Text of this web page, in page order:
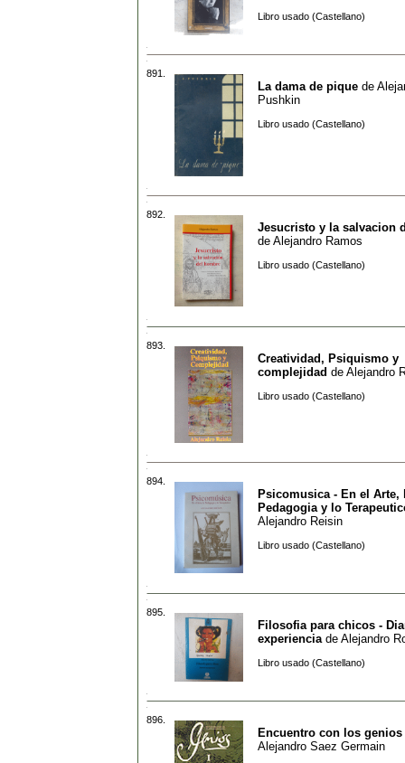
Libro usado (Castellano)
891.
La dama de pique de
Pushkin
Libro usado (Castellano)
892.
Jesucristo y la salvacion
de Alejandro Ramos
Libro usado (Castellano)
893.
Creatividad, Psiquismo y
complejidad de Alejandro
Libro usado (Castellano)
894.
Psicomusica - En el Arte,
Pedagogia y lo
Alejandro Reisin
Libro usado (Castellano)
895.
Filosofia para chicos -
experiencia de Alejandro
Libro usado (Castellano)
896.
Encuentro con los genios
Alejandro Saez Germain